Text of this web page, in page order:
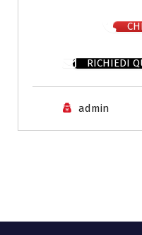
RICHIEDI
admin